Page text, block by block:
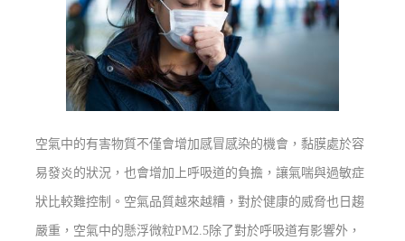
空氣中的有害物質不僅會增加感冒感染的機會，黏膜處於容
易發炎的狀況，也會增加上呼吸道的負擔，讓氣喘與過敏症
狀比較難控制。空氣品質越來越糟，對於健康的威脅也日趨
嚴重，空氣中的懸浮微粒PM2.5除了對於呼吸道有影響外，